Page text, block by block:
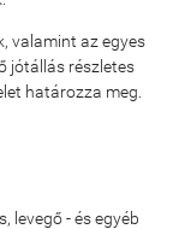
valamint az egyes
jótállás részletes
határozza meg.
- és egyéb